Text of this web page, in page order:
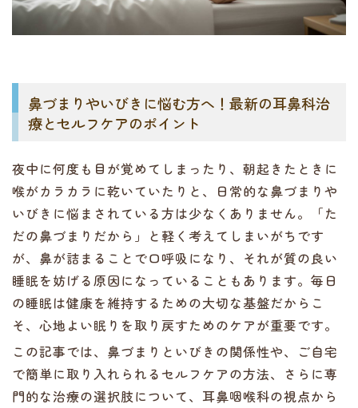
鼻づまりやいびきに悩む方へ！最新の耳鼻科治
療とセルフケアのポイント
夜中に何度も目が覚めてしまったり、朝起きたときに
喉がカラカラに乾いていたりと、日常的な鼻づまりや
いびきに悩まされている方は少なくありません。「た
だの鼻づまりだから」と軽く考えてしまいがちです
が、鼻が詰まることで口呼吸になり、それが質の良い
睡眠を妨げる原因になっていることもあります。毎日
の睡眠は健康を維持するための大切な基盤だからこ
そ、心地よい眠りを取り戻すためのケアが重要です。
この記事では、鼻づまりといびきの関係性や、ご自宅
で簡単に取り入れられるセルフケアの方法、さらに専
門的な治療の選択肢について、耳鼻咽喉科の視点から